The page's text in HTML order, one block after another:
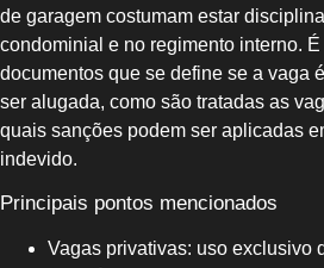
de garagem costumam estar
condominial e no regimento interno.
documentos que se define se a vaga
ser alugada, como são tratadas as
quais sanções podem ser aplicadas
indevido.
Principais pontos mencionados
Vagas privativas: uso exclusivo